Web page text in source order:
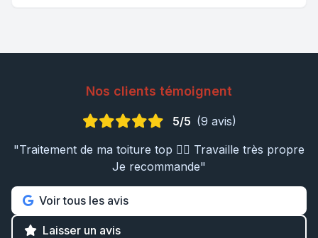
Nos clients témoignent
5/5 (9 avis)
"Traitement de ma toiture top 👍🏼 Travaille très propre
Je recommande"
Voir tous les avis
Laisser un avis